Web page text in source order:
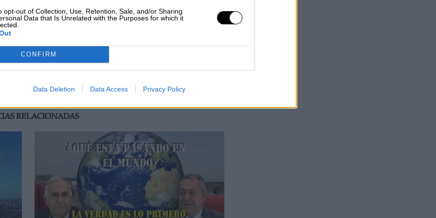
opt-out of Collection, Use, Retention, Sale, and/or Sharing
Data that Is Unrelated with the Purposes for which it
CONFIRM
Data Deletion Data Access Privacy Policy
unequipo de respuesta rápidaque puede
momentos de crisis. También, se reforzarán los
una mejora tecnológica y una
Internacional
RELACIONADAS